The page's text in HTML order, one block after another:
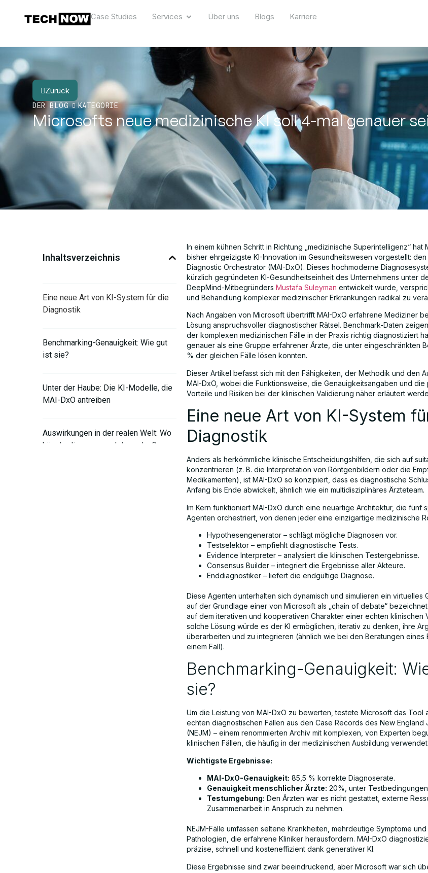
Case Studies Services Über uns Blogs Karriere
Zurück
DER BLOG
KATEGORIE
Microsofts neue medizinische KI soll 4-mal genauer
Inhaltsverzeichnis
Eine neue Art von KI-System für die
Diagnostik
Benchmarking-Genauigkeit: Wie gut
ist sie?
Unter der Haube: Die KI-Modelle, die
MAI-DxO antreiben
Auswirkungen in der realen Welt: Wo
könnte dies verwendet werden?
In einem kühnen Schritt in Richtung „medizinische Superintelligenz“ hat
bisher ehrgeizigste KI-Innovation im Gesundheitswesen vorgestellt: den
Diagnostic Orchestrator (MAI-DxO). Dieses hochmoderne
kürzlich gegründeten KI-Gesundheitseinheit des Unternehmens unter
DeepMind-Mitbegründers Mustafa Suleyman entwickelt wurde,
und Behandlung komplexer medizinischer Erkrankungen radikal zu
Nach Angaben von Microsoft übertrifft MAI-DxO erfahrene Mediziner
Lösung anspruchsvoller diagnostischer Rätsel. Benchmark-Daten
der komplexen medizinischen Fälle in der Praxis richtig diagnostiziert
genauer als eine Gruppe erfahrener Ärzte, die unter eingeschränkten
% der gleichen Fälle lösen konnten.
Dieser Artikel befasst sich mit den Fähigkeiten, der Methodik und den
MAI-DxO, wobei die Funktionsweise, die Genauigkeitsangaben und die
Vorteile und Risiken bei der klinischen Validierung näher erläutert
Eine neue Art von KI-System
Diagnostik
Anders als herkömmliche klinische Entscheidungshilfen, die sich auf
konzentrieren (z. B. die Interpretation von Röntgenbildern oder die
Medikamenten), ist MAI-DxO so konzipiert, dass es diagnostische
Anfang bis Ende abwickelt, ähnlich wie ein multidisziplinäres Ärzteteam.
Im Kern funktioniert MAI-DxO durch eine neuartige Architektur, die fünf
Agenten orchestriert, von denen jeder eine einzigartige medizinische
Hypothesengenerator – schlägt mögliche Diagnosen vor.
Testselektor – empfiehlt diagnostische Tests.
Evidence Interpreter – analysiert die klinischen Testergebnisse.
Consensus Builder – integriert die Ergebnisse aller Akteure.
Enddiagnostiker – liefert die endgültige Diagnose.
Diese Agenten unterhalten sich dynamisch und simulieren ein virtuelles
auf der Grundlage einer von Microsoft als „chain of debate“
auf dem iterativen und kooperativen Charakter einer echten klinischen
solche Lösung würde es der KI ermöglichen, iterativ zu denken, ihre
überarbeiten und zu integrieren (ähnlich wie bei den Beratungen eines
einem Fall).
Benchmarking-Genauigkeit:
sie?
Um die Leistung von MAI-DxO zu bewerten, testete Microsoft das Tool
echten diagnostischen Fällen aus den Case Records des New England
(NEJM) – einem renommierten Archiv mit komplexen, von Experten
klinischen Fällen, die häufig in der medizinischen Ausbildung
Wichtigste Ergebnisse:
MAI-DxO-Genauigkeit: 85,5 % korrekte Diagnoserate.
Genauigkeit menschlicher Ärzte: 20%, unter
Testumgebung: Den Ärzten war es nicht gestattet, externe
Zusammenarbeit in Anspruch zu nehmen.
NEJM-Fälle umfassen seltene Krankheiten, mehrdeutige Symptome
Pathologien, die erfahrene Kliniker herausfordern. MAI-DxO
präzise, schnell und kosteneffizient dank generativer KI.
Diese Ergebnisse sind zwar beeindruckend, aber Microsoft war sich